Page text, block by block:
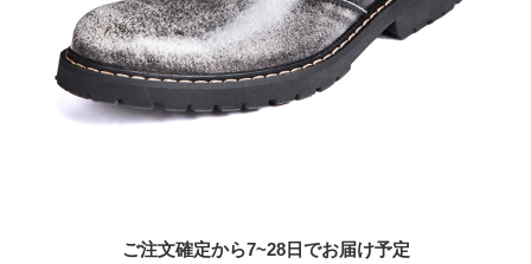
ご注文確定から7~28日でお届け予定